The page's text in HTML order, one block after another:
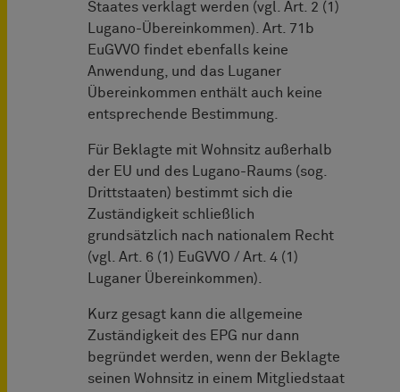
Staates verklagt werden (vgl. Art. 2 (1)
Lugano-Übereinkommen). Art. 71b
EuGVVO findet ebenfalls keine
Anwendung, und das Luganer
Übereinkommen enthält auch keine
entsprechende Bestimmung.
Für Beklagte mit Wohnsitz außerhalb
der EU und des Lugano-Raums (sog.
Drittstaaten) bestimmt sich die
Zuständigkeit schließlich
grundsätzlich nach nationalem Recht
(vgl. Art. 6 (1) EuGVVO / Art. 4 (1)
Luganer Übereinkommen).
Kurz gesagt kann die allgemeine
Zuständigkeit des EPG nur dann
begründet werden, wenn der Beklagte
seinen Wohnsitz in einem Mitgliedstaat